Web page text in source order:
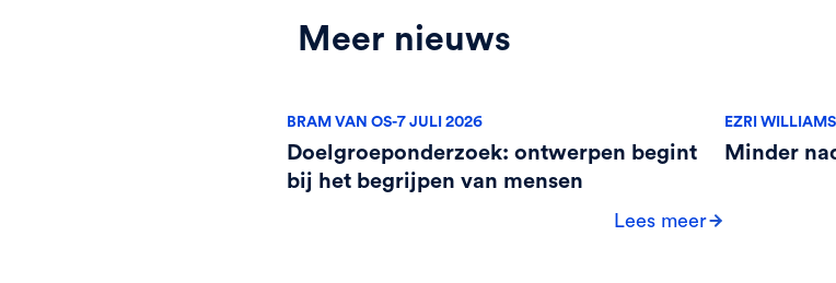
Meer nieuws
BRAM VAN OS-7 JULI 2026
Doelgroeponderzoek: ontwerpen begint
bij het begrijpen van mensen
Lees meer
EZRI WILLIAMS
Minder